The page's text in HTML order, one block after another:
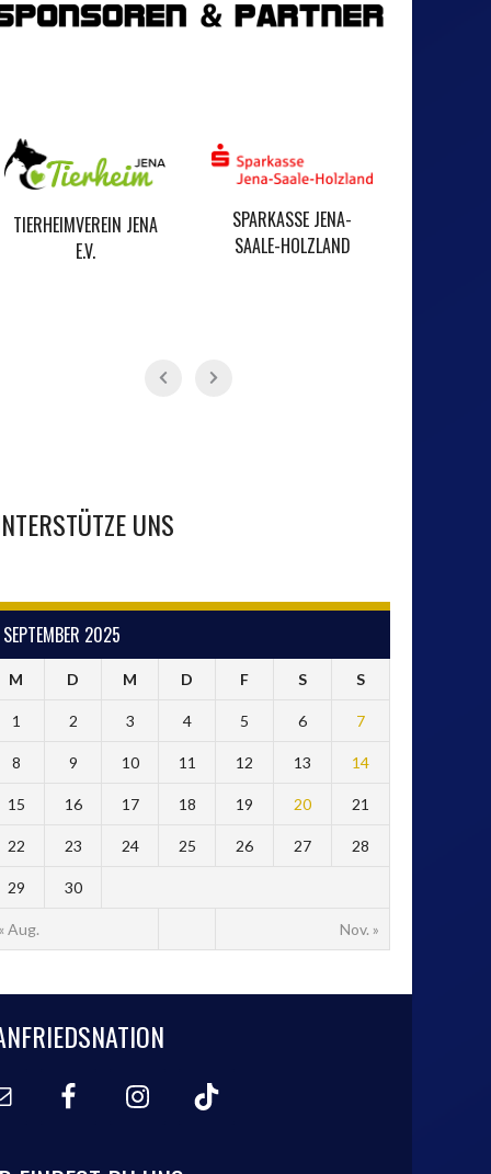
TIERHEIMVEREIN JENA
E.V.
SPARKASSE JENA-
SAALE-HOLZLAND
UNS
SEPTEMBER 2025
M D M D F S S
« Aug. Nov. »
1 2 3 4 5 6 7
8 9 10 11 12 13 14
15 16 17 18 19 20 21
22 23 24 25 26 27 28
29 30